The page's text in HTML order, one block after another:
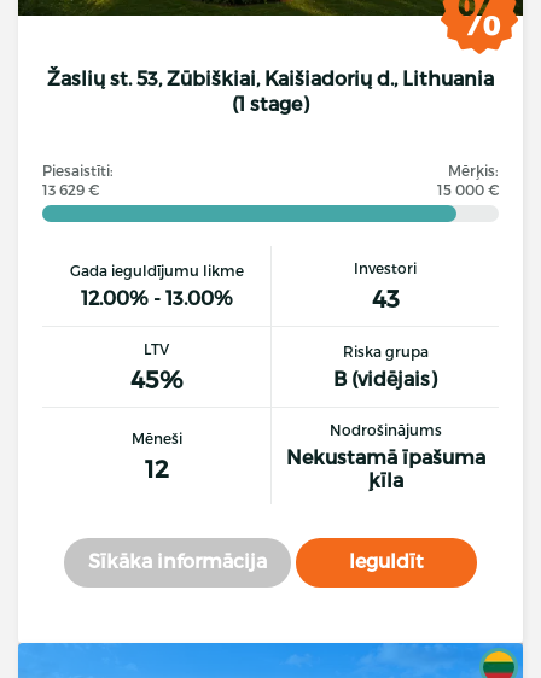
Žaslių st. 53, Zūbiškiai, Kaišiadorių d., Lithuania
(1 stage)
Piesaistīti:
13 629 €
Mērķis:
15 000 €
Gada ieguldījumu likme
12.00% - 13.00%
Investori
43
LTV
45%
Riska grupa
B (vidējais)
Mēneši
12
Nodrošinājums
Nekustamā īpašuma
ķīla
Sīkāka informācija Ieguldīt